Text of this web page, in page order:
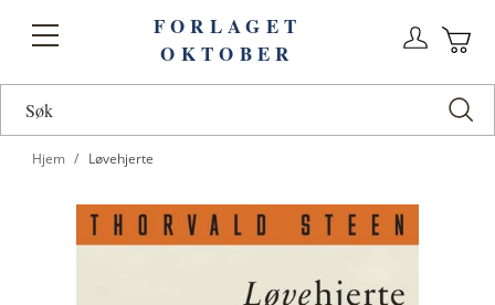
Toggle
FORLAGET
OKTOBER
Hjem Løvehjerte